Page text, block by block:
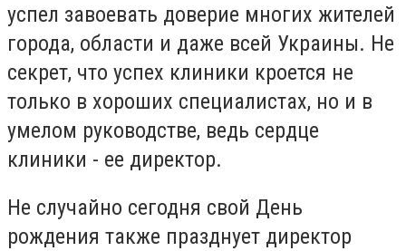
успел завоевать доверие многих жителей
города, области и даже всей Украины. Не
секрет, что успех клиники кроется не
только в хороших специалистах, но и в
умелом руководстве, ведь сердце
клиники - ее директор.
Не случайно сегодня свой День
рождения также празднует директор